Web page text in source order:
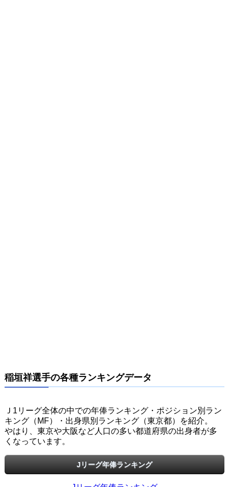
稲垣祥選手の各種ランキングデータ
Ｊ1リーグ全体の中での年俸ランキング・ポジション別ラン
キング（MF）・出身県別ランキング（東京都）を紹介。
やはり、東京や大阪など人口の多い都道府県の出身者が多
くなっています。
Jリーグ年俸ランキング